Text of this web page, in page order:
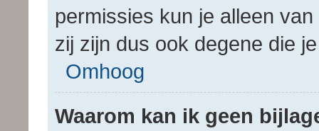
permissies kun je alleen
zij zijn dus ook degene die
Omhoog
Waarom kan ik geen